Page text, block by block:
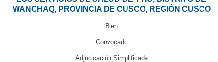
WANCHAQ, PROVINCIA DE CUSCO, REGIÓN CUSCO
Bien
Convocado
Adjudicación Simplificada